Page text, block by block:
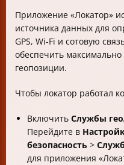
Приложение «Локатор»
источника данных для
GPS, Wi-Fi и сотовую
обеспечить
геопозиции.
Чтобы локатор работал
Включить Службы
Перейдите в
безопасность >
для приложения